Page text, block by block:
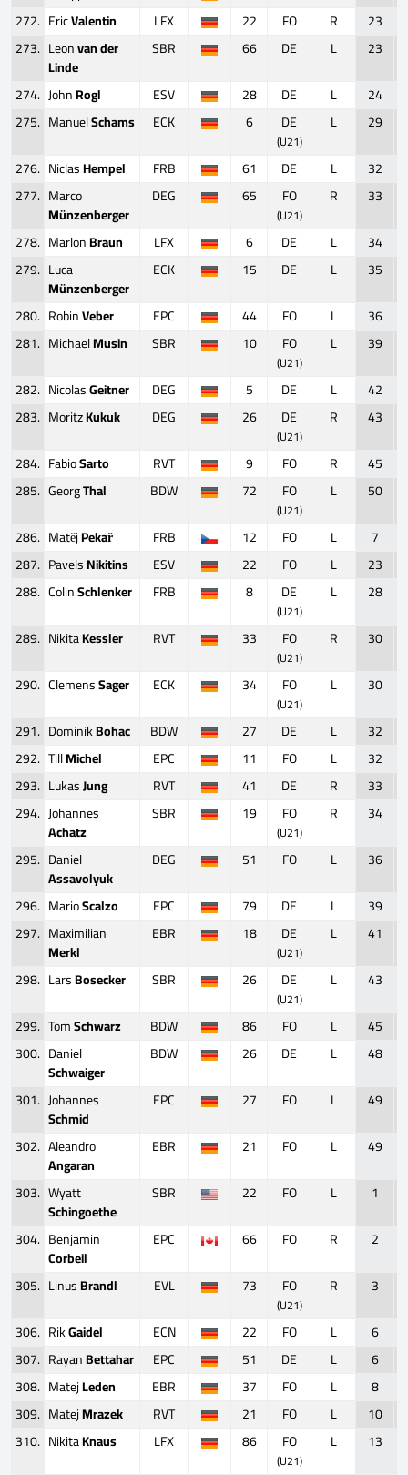
272. EricValentin LFX 22 FO R 23
273. Leonvan der
Linde
SBR 66 DE L 23
274. JohnRogl ESV 28 DE L 24
275. ManuelSchams ECK 6 DE
(U21)
L 29
276. NiclasHempel FRB 61 DE L 32
277. Marco
Münzenberger
DEG 65 FO
(U21)
R 33
278. MarlonBraun LFX 6 DE L 34
279. Luca
Münzenberger
ECK 15 DE L 35
280. RobinVeber EPC 44 FO L 36
281. MichaelMusin SBR 10 FO
(U21)
L 39
282. NicolasGeitner DEG 5 DE L 42
283. MoritzKukuk DEG 26 DE
(U21)
R 43
284. FabioSarto RVT 9 FO R 45
285. GeorgThal BDW 72 FO
(U21)
L 50
286. MatějPekař FRB 12 FO L 7
287. PavelsNikitins ESV 22 FO L 23
288. ColinSchlenker FRB 8 DE
(U21)
L 28
289. NikitaKessler RVT 33 FO
(U21)
R 30
290. ClemensSager ECK 34 FO
(U21)
L 30
291. DominikBohac BDW 27 DE L 32
292. TillMichel EPC 11 FO L 32
293. LukasJung RVT 41 DE R 33
294. Johannes
Achatz
SBR 19 FO
(U21)
R 34
295. Daniel
Assavolyuk
DEG 51 FO L 36
296. MarioScalzo EPC 79 DE L 39
297. Maximilian
Merkl
EBR 18 DE
(U21)
L 41
298. LarsBosecker SBR 26 DE
(U21)
L 43
299. TomSchwarz BDW 86 FO L 45
300. Daniel
Schwaiger
BDW 26 DE L 48
301. Johannes
Schmid
EPC 27 FO L 49
302. Aleandro
Angaran
EBR 21 FO L 49
303. Wyatt
Schingoethe
SBR 22 FO L 1
304. Benjamin
Corbeil
EPC 66 FO R 2
305. LinusBrandl EVL 73 FO
(U21)
R 3
306. RikGaidel ECN 22 FO L 6
307. RayanBettahar EPC 51 DE L 6
308. MatejLeden EBR 37 FO L 8
309. MatejMrazek RVT 21 FO L 10
310. NikitaKnaus LFX 86 FO
(U21)
L 13